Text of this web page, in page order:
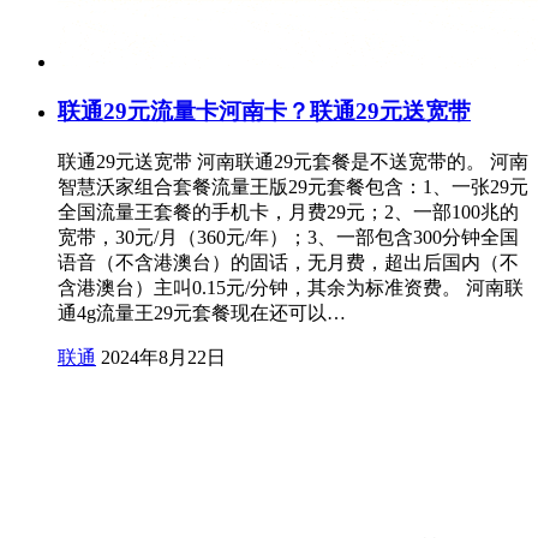
联通29元流量卡河南卡？联通29元送宽带
联通29元送宽带 河南联通29元套餐是不送宽带的。 河南
智慧沃家组合套餐流量王版29元套餐包含：1、一张29元
全国流量王套餐的手机卡，月费29元；2、一部100兆的
宽带，30元/月（360元/年）；3、一部包含300分钟全国
语音（不含港澳台）的固话，无月费，超出后国内（不
含港澳台）主叫0.15元/分钟，其余为标准资费。 河南联
通4g流量王29元套餐现在还可以…
联通 2024年8月22日